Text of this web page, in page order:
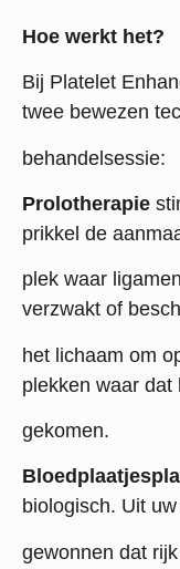
Hoe werkt het?
Bij Platelet
twee bewezen
behandelsessie:
Prolotherapie
prikkel de
plek waar
verzwakt of
het lichaam om
plekken waar
gekomen.
biologisch. Uit
gewonnen dat